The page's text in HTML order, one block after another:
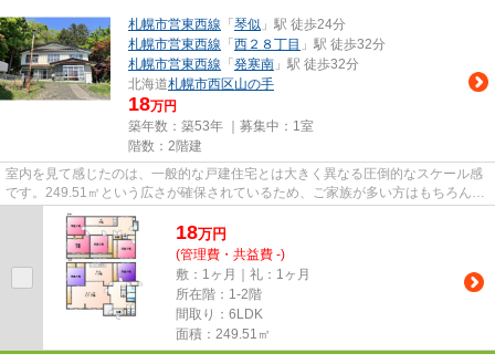
札幌市営東西線 「 琴似 」駅 徒歩24分
札幌市営東西線 「 西２８丁目 」駅 徒歩32分
札幌市営東西線 「 発寒南 」駅 徒歩32分
北海道札幌市西区山の手
18万円
築年数：築53年 ｜募集中： 1室
階数：2階建
室内を見て感じたのは、一般的な戸建住宅とは大きく異なる圧倒的なスケール感
です。249.51㎡という広さが確保されているため、ご家族が多い方はもちろん、
二世帯での暮らしや趣味の空...
18万円
(管理費・共益費 -)
敷：1ヶ月｜礼：1ヶ月
所在階：1-2階
間取り：6LDK
面積：249.51㎡